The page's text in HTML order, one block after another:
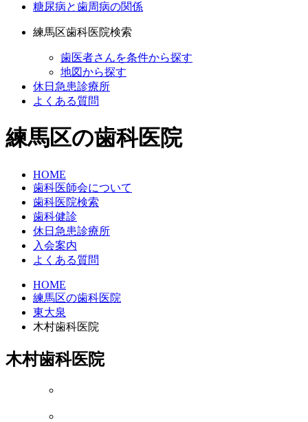
糖尿病と歯周病の関係
練馬区歯科医院検索
歯医者さんを条件から探す
地図から探す
休日急患診療所
よくある質問
練馬区の歯科医院
HOME
歯科医師会について
歯科医院検索
歯科健診
休日急患診療所
入会案内
よくある質問
HOME
練馬区の歯科医院
東大泉
木村歯科医院
木村歯科医院